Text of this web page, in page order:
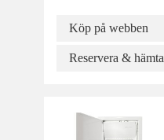
Köp på webben
Reservera & hämta